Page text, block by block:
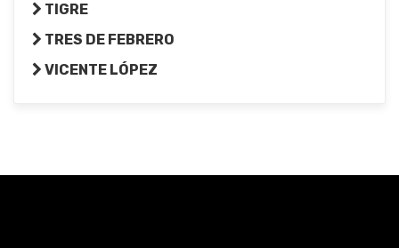
TIGRE
TRES DE FEBRERO
VICENTE LÓPEZ